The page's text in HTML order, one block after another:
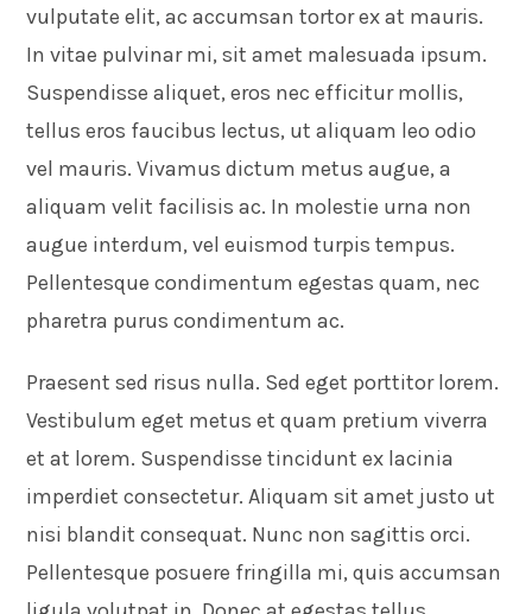
vulputate elit, ac accumsan tortor ex at mauris.
In vitae pulvinar mi, sit amet malesuada ipsum.
Suspendisse aliquet, eros nec efficitur mollis,
tellus eros faucibus lectus, ut aliquam leo odio
vel mauris. Vivamus dictum metus augue, a
aliquam velit facilisis ac. In molestie urna non
augue interdum, vel euismod turpis tempus.
Pellentesque condimentum egestas quam, nec
pharetra purus condimentum ac.
Praesent sed risus nulla. Sed eget porttitor lorem.
Vestibulum eget metus et quam pretium viverra
et at lorem. Suspendisse tincidunt ex lacinia
imperdiet consectetur. Aliquam sit amet justo ut
nisi blandit consequat. Nunc non sagittis orci.
Pellentesque posuere fringilla mi, quis accumsan